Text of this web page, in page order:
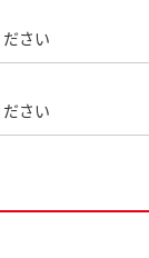
さい
さい